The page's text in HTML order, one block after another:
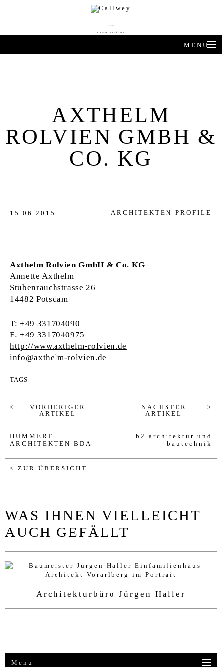
EINFAMILIENHÄUSER
MENU
ARCHITEKTEN-PROFILE
PRODUKTTRENDS
HÄUSER DES JAHRES
AXTHELM
ROLVIEN GMBH &
CO. KG
15.06.2015 ARCHITEKTEN-PROFILE
Axthelm Rolvien GmbH & Co. KG
Annette Axthelm
Stubenrauchstrasse 26
14482 Potsdam
T: +49 331704090
F: +49 3317040975
http://www.axthelm-rolvien.de
info@axthelm-rolvien.de
TAGS
VORHERIGER
ARTIKEL
HUMMERT
ARCHITEKTEN BDA
NÄCHSTER
ARTIKEL
b2 architektur und
bautechnik
< ZUR ÜBERSICHT
WAS IHNEN VIELLEICHT
AUCH GEFÄLLT
Architekturbüro Jürgen Haller
Menu